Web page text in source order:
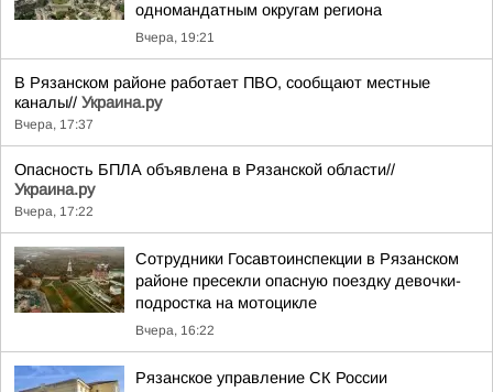
одномандатным округам региона
Вчера, 19:21
В Рязанском районе работает ПВО, сообщают местные
каналы// Украина.ру
Вчера, 17:37
Опасность БПЛА объявлена в Рязанской области//
Украина.ру
Вчера, 17:22
Сотрудники Госавтоинспекции в Рязанском
районе пресекли опасную поездку девочки-
подростка на мотоцикле
Вчера, 16:22
Рязанское управление СК России